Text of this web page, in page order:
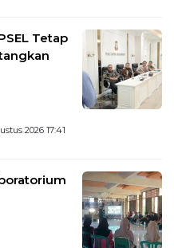
Tetap
2026 17:41